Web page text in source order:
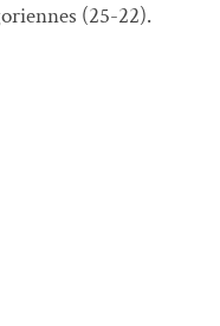
(25-22).